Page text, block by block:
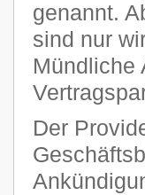
genannt.
sind nur
Mündliche
Der